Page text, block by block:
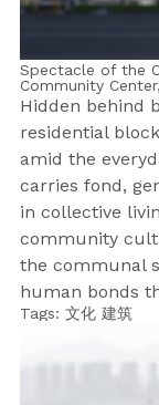
Spectacle of the
Community
Hidden behind
residential
amid the
carries fond,
in collective
community
the communal
human bonds
Tags: 文化 建筑